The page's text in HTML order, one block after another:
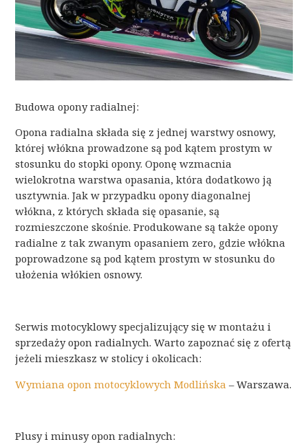
Budowa opony radialnej:
Opona radialna składa się z jednej warstwy osnowy,
której włókna prowadzone są pod kątem prostym w
stosunku do stopki opony. Oponę wzmacnia
wielokrotna warstwa opasania, która dodatkowo ją
usztywnia. Jak w przypadku opony diagonalnej
włókna, z których składa się opasanie, są
rozmieszczone skośnie. Produkowane są także opony
radialne z tak zwanym opasaniem zero, gdzie włókna
poprowadzone są pod kątem prostym w stosunku do
ułożenia włókien osnowy.
Serwis motocyklowy specjalizujący się w montażu i
sprzedaży opon radialnych. Warto zapoznać się z ofertą
jeżeli mieszkasz w stolicy i okolicach:
Wymiana opon motocyklowych Modlińska – Warszawa.
Plusy i minusy opon radialnych: